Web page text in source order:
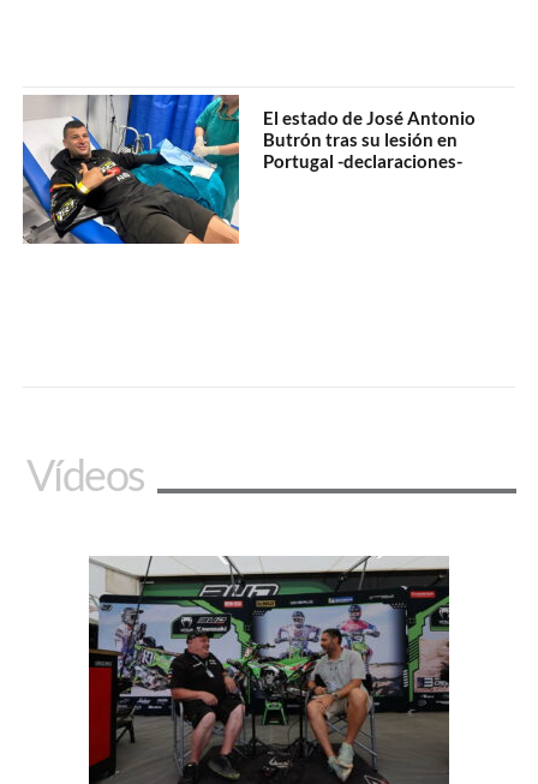
El estado de José Antonio
Butrón tras su lesión en
Portugal -declaraciones-
Vídeos